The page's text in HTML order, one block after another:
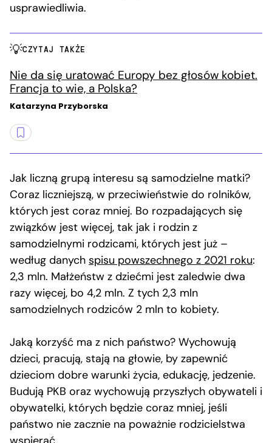
usprawiedliwia.
CZYTAJ TAKŻE
Nie da się uratować Europy bez głosów kobiet.
Francja to wie, a Polska?
Katarzyna Przyborska
Jak liczną grupą interesu są samodzielne matki?
Coraz liczniejszą, w przeciwieństwie do rolników,
których jest coraz mniej. Bo rozpadających się
związków jest więcej, tak jak i rodzin z
samodzielnymi rodzicami, których jest już –
według danych spisu powszechnego z 2021 roku:
2,3 mln. Małżeństw z dziećmi jest zaledwie dwa
razy więcej, bo 4,2 mln. Z tych 2,3 mln
samodzielnych rodziców 2 mln to kobiety.
Jaką korzyść ma z nich państwo? Wychowują
dzieci, pracują, stają na głowie, by zapewnić
dzieciom dobre warunki życia, edukację, jedzenie.
Budują PKB oraz wychowują przyszłych obywateli i
obywatelki, których będzie coraz mniej, jeśli
państwo nie zacznie na poważnie rodzicielstwa